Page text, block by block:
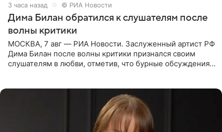
3 часа назад © РИА Новости
Дима Билан обратился к слушателям после
волны критики
МОСКВА, 7 авг — РИА Новости. Заслуженный артист РФ
Дима Билан после волны критики признался своим
слушателям в любви, отметив, что бурные обсуждения